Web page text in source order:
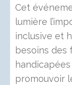
Cet
lumière
inclusive et
besoins des
promouvoir